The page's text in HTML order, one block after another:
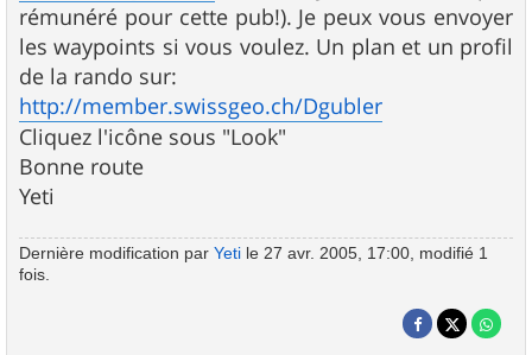
rémunéré pour cette pub!). Je peux vous envoyer
les waypoints si vous voulez. Un plan et un profil
de la rando sur:
http://member.swissgeo.ch/Dgubler
Cliquez l'icône sous "Look"
Bonne route
Yeti
Dernière modification par Yeti le 27 avr. 2005, 17:00, modifié 1
fois.